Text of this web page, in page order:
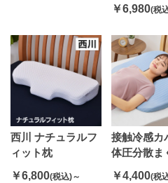
￥6,980(税
西川 ナチュラルフ
ィット枕
￥6,800(税込)～
接触冷感カ
体圧分散ま
￥4,400(税